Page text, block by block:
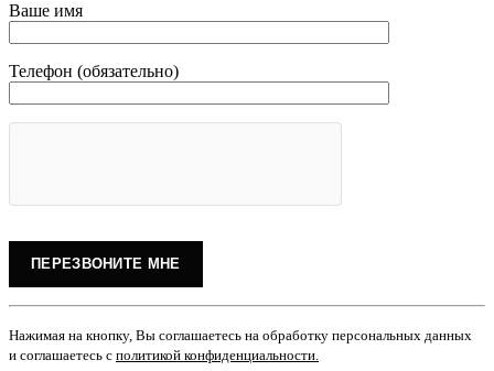
Ваше имя
Телефон (обязательно)
Нажимая на кнопку, Вы соглашаетесь на обработку персональных данных
и соглашаетесь с политикой конфиденциальности.